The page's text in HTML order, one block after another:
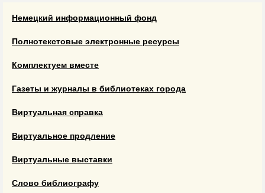
Немецкий информационный фонд
Полнотекстовые электронные ресурсы
Комплектуем вместе
Газеты и журналы в библиотеках города
Виртуальная справка
Виртуальное продление
Виртуальные выставки
Слово библиографу